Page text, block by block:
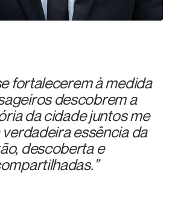
fortalecerem à medida
descobrem a
da cidade juntos me
essência da
descoberta e